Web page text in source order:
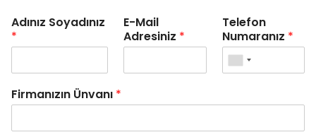
Adınız Soyadınız
*
E-Mail
Adresiniz *
Telefon
Numaranız *
Firmanızın Ünvanı *